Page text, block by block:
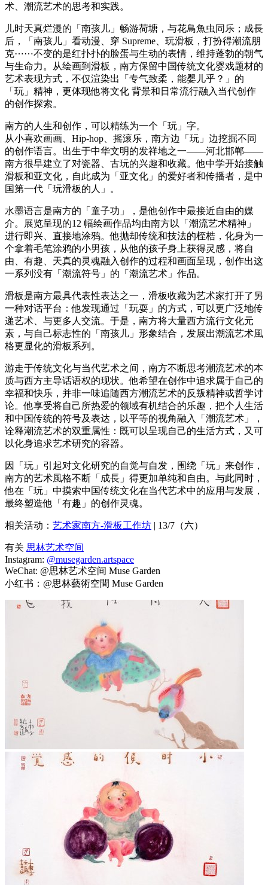
术、潮流艺术的思考和实践。
儿时天真烂漫的「南孩儿」畅游荷塘，与花⿃⿂虫同乐；成⻑
后，「南孩儿」看动漫、穿 Supreme、玩滑板，打扮得潮流朋
克⋯⋯不变的是红扑扑的脸蛋与⽣动的表情，维持蓬勃的朝气
与⽣命⼒。从绘画到滑板，南⽅保留中国传统⽂化婴戏题材的
艺术表现⽅式，不仅渲染出「专气致柔，能婴儿乎？」的
「玩」精神，更体现他将⽂化 背景和⽇常流⾏融⼊当代创作
的创作探索。
南⽅的⼈⽣和创作，可以精练为⼀个「玩」字。
从⼩喜欢画画、Hip-hop、摇滚乐，南⽅边「玩」边挖掘不同
的创作语⾔。出⽣于中华⽂明的发祥地之⼀——河北邯郸——
南⽅很早建⽴了对瓷器、古玩的兴趣和收藏。他中学开始接触
滑板和亚⽂化，⾃此成为「亚⽂化」的爱好者和传播者，是中
国第⼀代「玩滑板的⼈」。
⽔墨语⾔是南⽅的「童⼦功」，是他创作中最接近⾃由的媒
介。展览呈现的12 幅绘画作品均由南⽅以「潮流艺术精神」
进⾏即兴、直接地涂鸦。他抛却传统和技法的桎梏，化⾝为⼀
个拿着⽑笔涂鸦的⼩男孩，从他的孩⼦⾝上获得灵感，将⾃
由、有趣、天真的灵魂融⼊创作的过程和画⾯呈现，创作出这
⼀系列没有「潮流符号」的「潮流艺术」作品。
滑板是南⽅最具代表性表达之⼀，滑板收藏为艺术家打开了另
⼀种对话平台：他发现通过「玩耍」的⽅式，可以更广泛地传
递艺术、与更多⼈交流。于是，南⽅将⼤量⻄⽅流⾏⽂化元
素，与⾃⼰标志性的「南孩儿」形象结合，发展出潮流艺术⾵
格更显化的滑板系列。
游⾛于传统⽂化与当代艺术之间，南⽅不断思考潮流艺术的本
质与⻄⽅主导话语权的现状。他希望在创作中追求属于⾃⼰的
幸福和快乐，并⾮⼀味追随⻄⽅潮流艺术的反叛精神或哲学讨
论。他享受将⾃⼰所热爱的领域有机结合的乐趣，把个⼈⽣活
和中国传统的符号及表达，以平等的视⻆融⼊「潮流艺术」，
诠释潮流艺术的双重属性：既可以呈现⾃⼰的⽣活⽅式，⼜可
以化⾝追求艺术研究的容器。
因「玩」引起对⽂化研究的⾃觉与⾃发，围绕「玩」来创作，
南⽅的艺术⾵格不断「成⻑」得更加单纯和⾃由。与此同时，
他在「玩」中摸索中国传统⽂化在当代艺术中的应⽤与发展，
最终塑造他「有趣」的创作灵魂。
相关活动： 艺术家南方-滑板工作坊 | 13/7（六）
有关 思林艺术空间
Instagram: @musegarden.artspace
WeChat: @思林艺术空间 Muse Garden
小红书：@思林藝術空間 Muse Garden